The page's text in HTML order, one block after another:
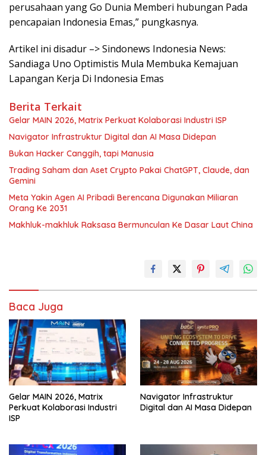
perusahaan yang Go Dunia Memberi hubungan Pada
pencapaian Indonesia Emas,” pungkasnya.
Artikel ini disadur –> Sindonews Indonesia News:
Sandiaga Uno Optimistis Mula Membuka Kemajuan
Lapangan Kerja Di Indonesia Emas
Berita Terkait
Gelar MAIN 2026, Matrix Perkuat Kolaborasi Industri ISP
Navigator Infrastruktur Digital dan AI Masa Didepan
Bukan Hacker Canggih, tapi Manusia
Trading Saham dan Aset Crypto Pakai ChatGPT, Claude, dan
Gemini
Meta Yakin Agen AI Pribadi Berencana Digunakan Miliaran
Orang Ke 2031
Makhluk-makhluk Raksasa Bermunculan Ke Dasar Laut China
Baca Juga
Gelar MAIN 2026, Matrix
Perkuat Kolaborasi Industri
ISP
Navigator Infrastruktur
Digital dan AI Masa Didepan